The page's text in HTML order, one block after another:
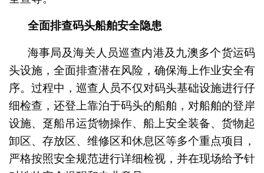
全面排查码头船舶安全隐患
海事局及海关人员巡查内港及九澳多个货运码
头设施，全面排查潜在风险，确保海上作业安全有
序。过程中，巡查人员不仅对码头基础设施进行仔
细检查，还登上靠泊于码头的船舶，对船舶的登岸
设施、趸船吊运货物操作、船上安全装备、货物起
卸区、存放区、维修区和休息区等多个重点项目，
严格按照安全规范进行详细检视，并在现场给予针